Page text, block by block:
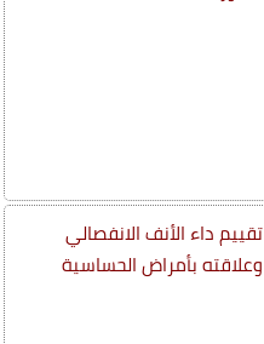
تقييم داء الأنف الانفصالي
وعلاقته بأمراض الحساسية